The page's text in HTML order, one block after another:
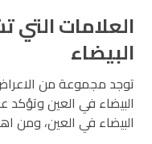
العلامات التي
البيضاء
توجد مجموعة من
البيضاء في العين وتؤكد
البيضاء في العين، ومن